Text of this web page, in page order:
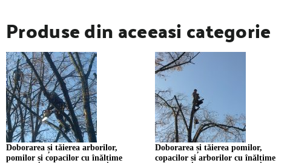
Produse din aceeasi categorie
Doborarea și tăierea arborilor,
pomilor și copacilor cu înălțime
Doborarea și tăierea pomilor,
copacilor și arborilor cu înălțime